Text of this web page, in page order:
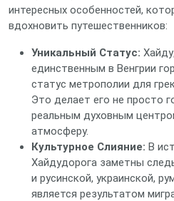
интересных особенностей,
вдохновить путешественников:
Уникальный Статус:
единственным в Венгрии
статус метрополии для
Это делает его не просто
реальным духовным
атмосферу.
Культурное Слияние: В
Хайдудорога заметны
и русинской, украинской,
является результатом